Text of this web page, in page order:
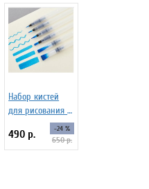
Набор кистей
для рисования c
резервуаром
Water Brush set
№1, 6 штук
490 р. -24 %
650 р.